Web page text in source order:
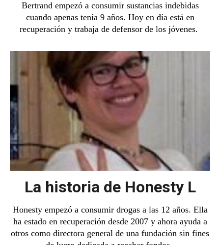
Bertrand empezó a consumir sustancias indebidas
cuando apenas tenía 9 años. Hoy en día está en
recuperación y trabaja de defensor de los jóvenes.
La historia de Honesty L
Honesty empezó a consumir drogas a las 12 años. Ella
ha estado en recuperación desde 2007 y ahora ayuda a
otros como directora general de una fundación sin fines